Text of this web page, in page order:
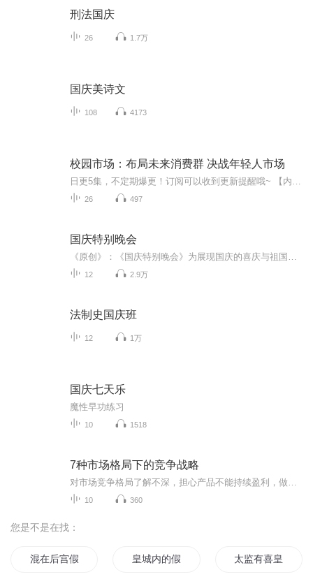
刑法国庆
26 1.7万
国庆美诗文
108 4173
校园市场：布局未来消费群 决战年轻人市场
26 497
国庆特别晚会
12 2.9万
法制史国庆班
12 1万
国庆七天乐
魔性早功练习
10 1518
7种市场格局下的竞争战略
10 360
您是不是在找：
混在后宫假太监 皇城内的假太监 太监有喜皇上求